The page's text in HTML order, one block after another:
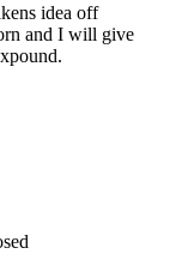
idea off
and I will give